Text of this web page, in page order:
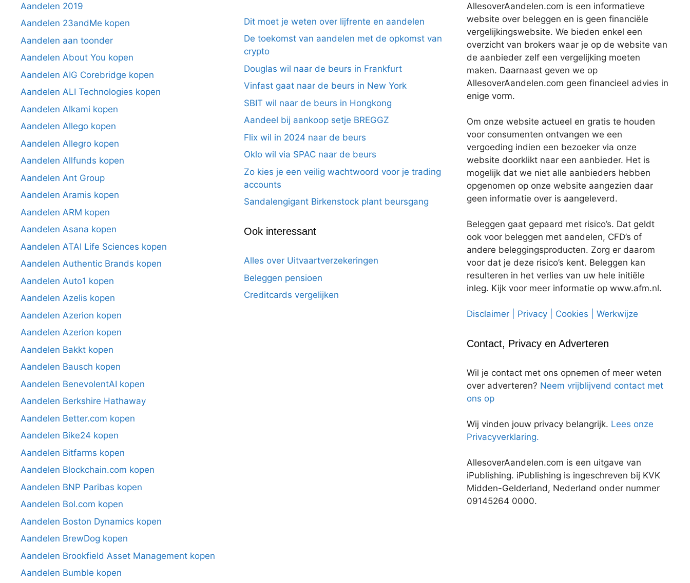
Aandelen 2019
Aandelen 23andMe kopen
Aandelen aan toonder
Aandelen About You kopen
Aandelen AIG Corebridge kopen
Aandelen ALI Technologies kopen
Aandelen Alkami kopen
Aandelen Allego kopen
Aandelen Allegro kopen
Aandelen Allfunds kopen
Aandelen Ant Group
Aandelen Aramis kopen
Aandelen ARM kopen
Aandelen Asana kopen
Aandelen ATAI Life Sciences kopen
Aandelen Authentic Brands kopen
Aandelen Auto1 kopen
Aandelen Azelis kopen
Aandelen Azerion kopen
Aandelen Azerion kopen
Aandelen Bakkt kopen
Aandelen Bausch kopen
Aandelen BenevolentAI kopen
Aandelen Berkshire Hathaway
Aandelen Better.com kopen
Aandelen Bike24 kopen
Aandelen Bitfarms kopen
Aandelen Blockchain.com kopen
Aandelen BNP Paribas kopen
Aandelen Bol.com kopen
Aandelen Boston Dynamics kopen
Aandelen BrewDog kopen
Aandelen Brookfield Asset Management kopen
Aandelen Bumble kopen
Dit moet je weten over lijfrente en aandelen
De toekomst van aandelen met de opkomst van
crypto
Douglas wil naar de beurs in Frankfurt
Vinfast gaat naar de beurs in New York
SBIT wil naar de beurs in Hongkong
Aandeel bij aankoop setje BREGGZ
Flix wil in 2024 naar de beurs
Oklo wil via SPAC naar de beurs
Zo kies je een veilig wachtwoord voor je trading
accounts
Sandalengigant Birkenstock plant beursgang
Ook interessant
Alles over Uitvaartverzekeringen
Beleggen pensioen
Creditcards vergelijken
AllesoverAandelen.com is een informatieve
website over beleggen en is geen financiële
vergelijkingswebsite. We bieden enkel een
overzicht van brokers waar je op de website van
de aanbieder zelf een vergelijking moeten
maken. Daarnaast geven we op
AllesoverAandelen.com geen financieel advies in
enige vorm.
Om onze website actueel en gratis te houden
voor consumenten ontvangen we een
vergoeding indien een bezoeker via onze
website doorklikt naar een aanbieder. Het is
mogelijk dat we niet alle aanbieders hebben
opgenomen op onze website aangezien daar
geen informatie over is aangeleverd.
Beleggen gaat gepaard met risico’s. Dat geldt
ook voor beleggen met aandelen, CFD’s of
andere beleggingsproducten. Zorg er daarom
voor dat je deze risico’s kent. Beleggen kan
resulteren in het verlies van uw hele initiële
inleg. Kijk voor meer informatie op www.afm.nl.
Disclaimer | Privacy | Cookies | Werkwijze
Contact, Privacy en Adverteren
Wil je contact met ons opnemen of meer weten
over adverteren? Neem vrijblijvend contact met
ons op
Wij vinden jouw privacy belangrijk. Lees onze
Privacyverklaring.
AllesoverAandelen.com is een uitgave van
iPublishing. iPublishing is ingeschreven bij KVK
Midden-Gelderland, Nederland onder nummer
09145264 0000.